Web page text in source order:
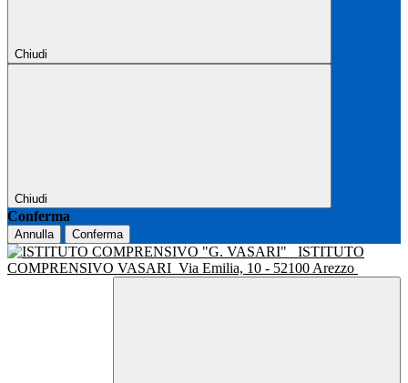
Chiudi
Chiudi
Conferma
Annulla Conferma
ISTITUTO
COMPRENSIVO VASARI Via Emilia, 10 - 52100 Arezzo